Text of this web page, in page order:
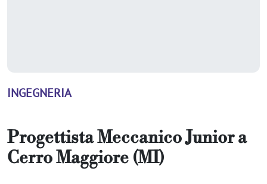
INGEGNERIA
Progettista Meccanico Juniora
Cerro Maggiore (MI)